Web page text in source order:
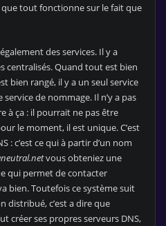
tout fonctionne sur le fait que
des services. Il y a
centralisés. Quand tout est bien
bien rangé, il y a un seul service
service de nommage. Il n’y a pas
à ça : il pourrait ne pas être
le moment, il est unique. C’est
: c’est ce qui à partir d’un nom
vous obteniez une
qui permet de contacter
bien. Toutefois ce système suit
distribué, c’est a dire que
créer ses propres serveurs DNS,